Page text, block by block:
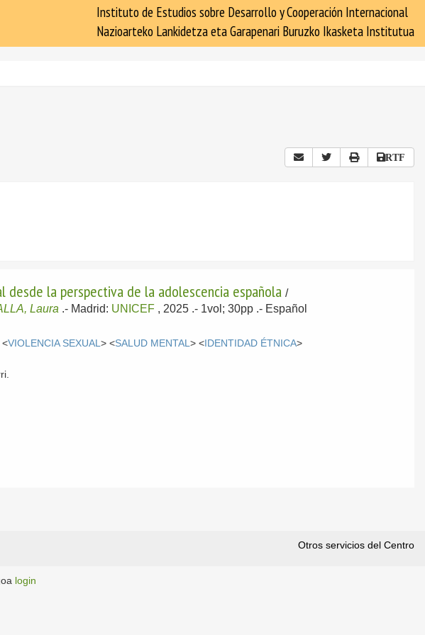
Instituto de Estudios sobre Desarrollo y Cooperación Internacional
Nazioarteko Lankidetza eta Garapenari Buruzko Ikasketa Institutua
RTF
desde la perspectiva de la adolescencia española/
Laura .- Madrid: UNICEF , 2025 .- 1vol; 30pp .- Español
<VIOLENCIA SEXUAL> <SALUD MENTAL> <IDENTIDAD ÉTNICA>
Otros servicios del Centro
login